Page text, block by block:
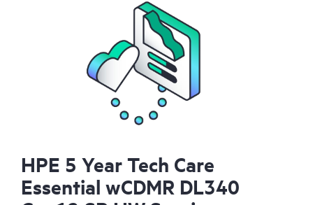
HPE 5 Year Tech Care
Essential wCDMR DL340